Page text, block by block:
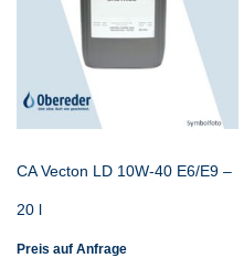
CA Vecton LD 10W-40 E6/E9 –
20 l
Preis auf Anfrage